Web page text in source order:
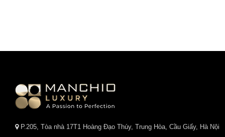
P.205, Tòa nhà 17T1 Hoàng Đạo Thúy, Trung Hòa, Cầu Giấy, Hà Nội